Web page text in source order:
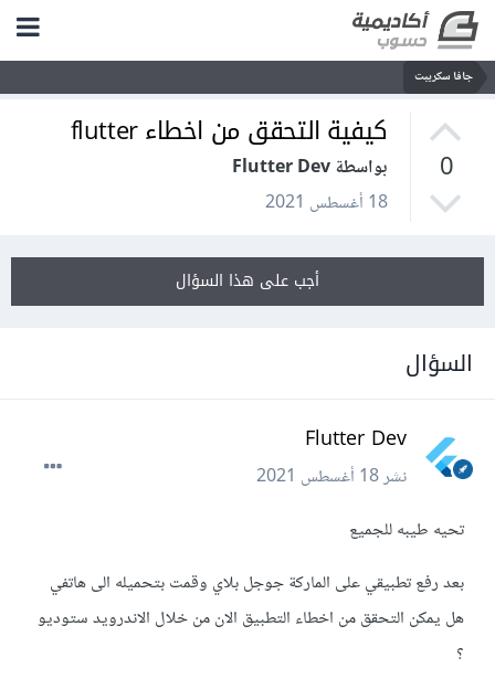
جافا سكريبت
0
كيفية التحقق من اخطاء flutter
بواسطة Flutter Dev
18 أغسطس 2021
أجب على هذا السؤال
السؤال
Flutter Dev
نشر18 أغسطس 2021
تحيه طيبه للجميع
بعد رفع تطبيقي على الماركة جوجل بلاي وقمت بتحميله الى هاتفي
هل يمكن التحقق من اخطاء التطبيق الان من خلال الاندرويد ستوديو
؟